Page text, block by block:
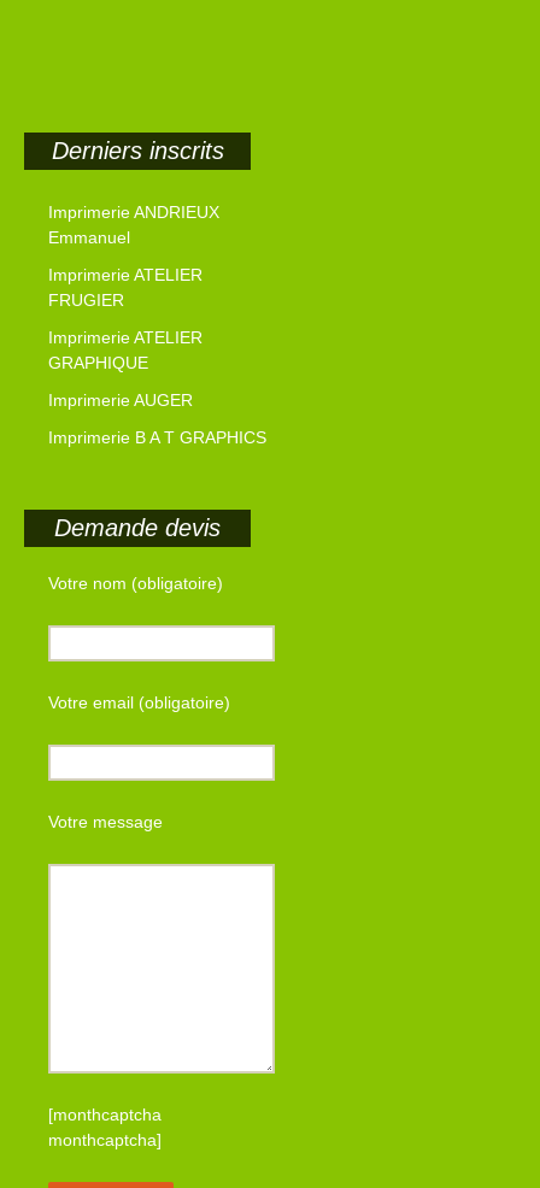
Derniers inscrits
Imprimerie ANDRIEUX
Emmanuel
Imprimerie ATELIER
FRUGIER
Imprimerie ATELIER
GRAPHIQUE
Imprimerie AUGER
Imprimerie B A T GRAPHICS
Demande devis
Votre nom (obligatoire)
Votre email (obligatoire)
Votre message
[monthcaptcha
monthcaptcha]